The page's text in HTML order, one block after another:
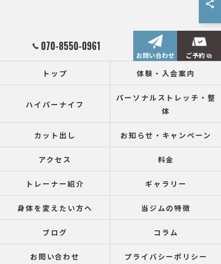
070-8550-0961
お問い合わせ ご予約
トップ 体験・入会案内
ハイパーナイフ
パーソナルストレッチ・整
体
カット出し お知らせ・キャンペーン
アクセス 料金
トレーナー紹介 ギャラリー
身体を変えたい方へ 当ジムの特徴
ブログ コラム
お問い合わせ プライバシーポリシー